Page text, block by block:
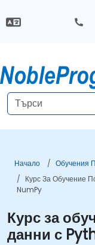
Начало
Обучения
Курс За Обучение
NumPy
Курс за
данни с